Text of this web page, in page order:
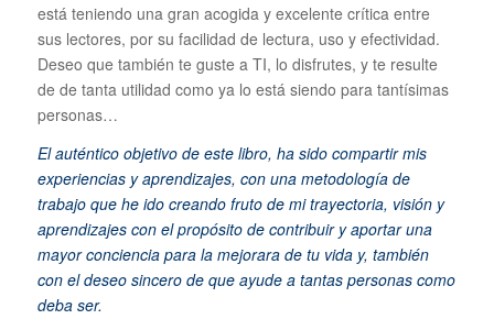
está teniendo una gran acogida y excelente crítica entre
sus lectores, por su facilidad de lectura, uso y efectividad.
Deseo que también te guste a TI, lo disfrutes, y te resulte
de de tanta utilidad como ya lo está siendo para tantísimas
personas…
El auténtico objetivo de este libro, ha sido compartir mis
experiencias y aprendizajes, con una metodología de
trabajo que he ido creando fruto de mi trayectoria, visión y
aprendizajes con el propósito de contribuir y aportar una
mayor conciencia para la mejorara de tu vida y, también
con el deseo sincero de que ayude a tantas personas como
deba ser.